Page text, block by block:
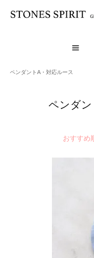
ペンダントA・対応ルース
ペンダン
おすすめ